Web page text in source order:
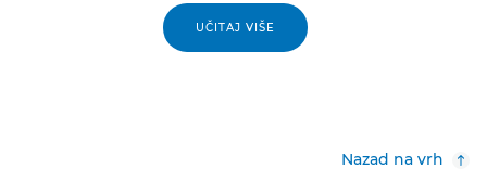
UČITAJ VIŠE
Nazad na vrh